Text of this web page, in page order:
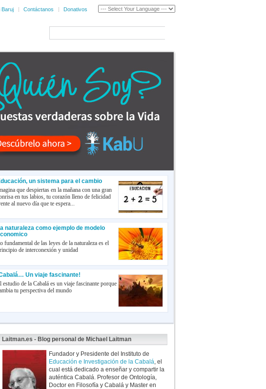
Baruj Contáctanos Donativos
un sistema para el cambio
que despiertas en la mañana con una gran
en tus labios, tu corazón lleno de felicidad
al nuevo día que te espera...
naturaleza como ejemplo de modelo
fundamental de las leyes de la naturaleza es el
de interconexión y unidad
Un viaje fascinante!
estudio de la Cabalá es un viaje fascinante porque
tu perspectiva del mundo
Laitman.es - Blog personal de Michael Laitman
Fundador y Presidente del Instituto de
Educación e Investigación de la Cabalá, el
cual está dedicado a enseñar y compartir la
auténtica Cabalá. Profesor de Ontología,
Doctor en Filosofía y Cabalá y Master en